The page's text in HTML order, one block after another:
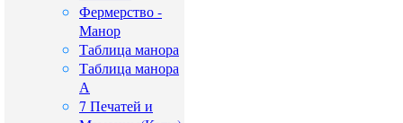
Фермерство -
Манор
Таблица манора
Таблица манора
А
7 Печатей и